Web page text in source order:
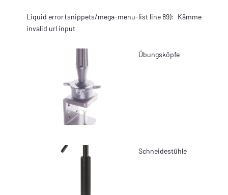
Liquid error (snippets/mega-menu-list line 89):
invalid url input
Kämme
Übungsköpfe
Schneidestühle